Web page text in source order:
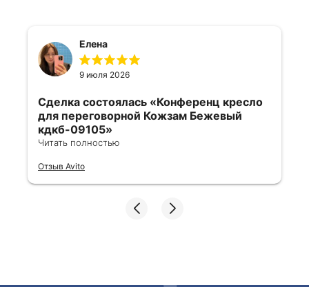
Елена
9 июля 2026
Сделка состоялась «Конференц кресло
для переговорной Кожзам Бежевый
кдкб-09105»
ответы очень быстрые, всегда на связи.
Все подробно сфотографировали перед
складах их переместили на один. Так же
Читать полностью
Отзыв Avito